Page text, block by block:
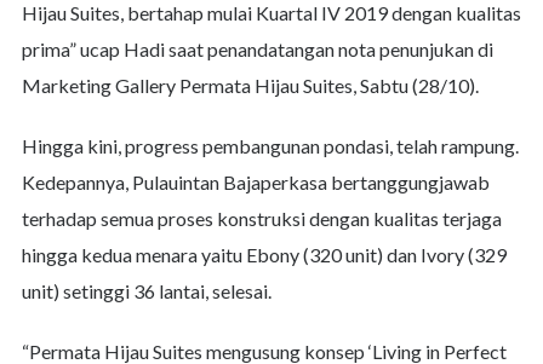
Hijau Suites, bertahap mulai Kuartal IV 2019 dengan kualitas
prima” ucap Hadi saat penandatangan nota penunjukan di
Marketing Gallery Permata Hijau Suites, Sabtu (28/10).
Hingga kini, progress pembangunan pondasi, telah rampung.
Kedepannya, Pulauintan Bajaperkasa bertanggungjawab
terhadap semua proses konstruksi dengan kualitas terjaga
hingga kedua menara yaitu Ebony (320 unit) dan Ivory (329
unit) setinggi 36 lantai, selesai.
“Permata Hijau Suites mengusung konsep ‘Living in Perfect